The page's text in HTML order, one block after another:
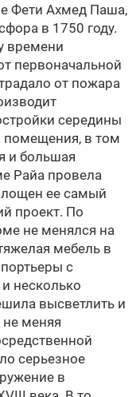
Фети Ахмед Паша,
в 1750 году.
времени
первоначальной
от пожара
середины
помещения, в том
и большая
Райа провела
ее самый
проект. По
не менялся на
мебель в
с
несколько
высветлить и
не меняя
серьезное
в